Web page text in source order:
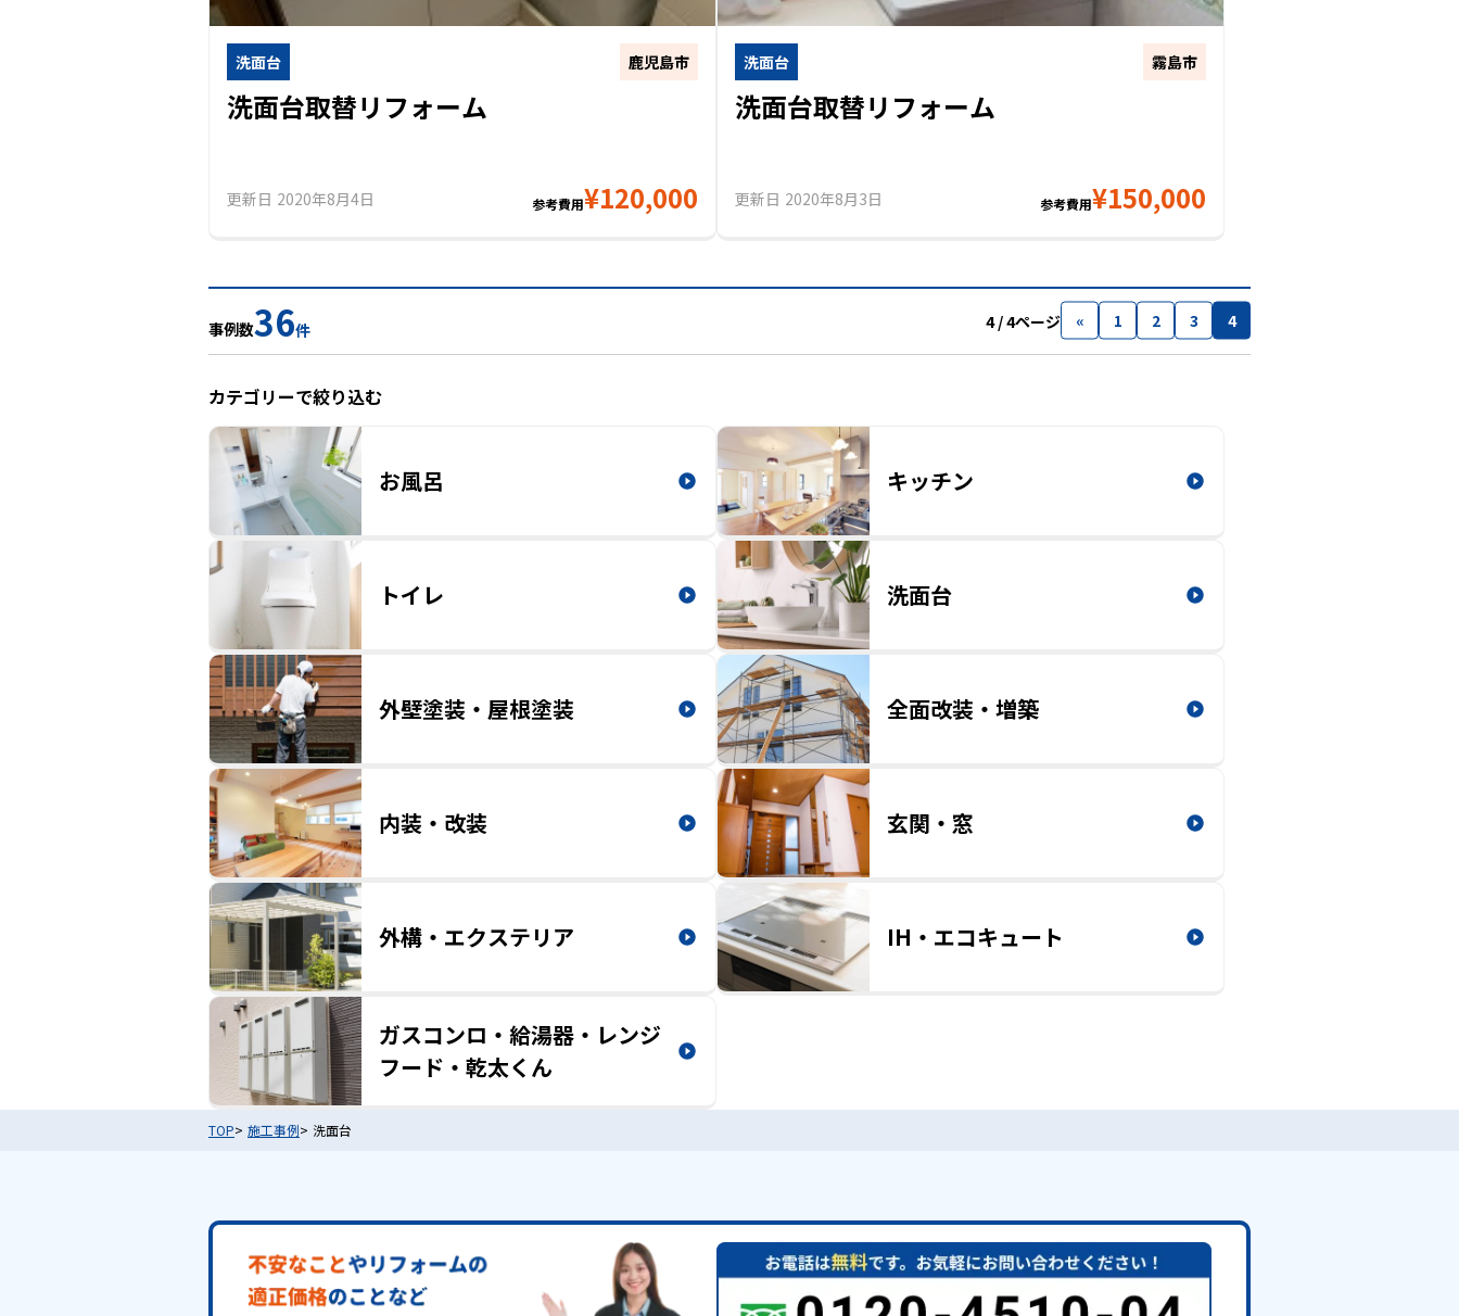
洗面台 鹿児島市
洗面台取替リフォーム
参考費用¥120,000
更新日 2020年8月4日
洗面台 霧島市
洗面台取替リフォーム
参考費用¥150,000
更新日 2020年8月3日
4 / 4 « 1 2 3 4
事例数36件
カテゴリーで絞り込む
お風呂 キッチン
トイレ 洗面台
外壁塗装・屋根塗装 全面改装・増築
内装・改装 玄関・窓
外構・エクステリア IH・エコキュート
ガスコンロ・給湯器・レンジ
フード・乾太くん
TOP 施工事例 洗面台